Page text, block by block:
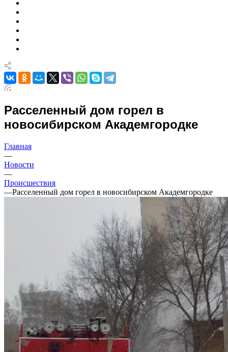
Расселенный дом горел в
новосибирском Академгородке
Главная
—
Новости
—
Происшествия
—Расселенный дом горел в новосибирском Академгородке